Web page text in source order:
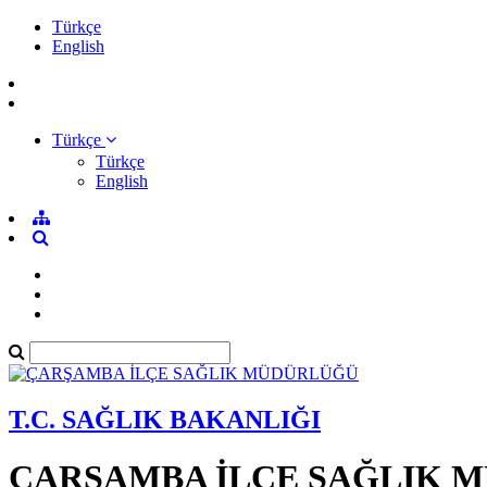
Türkçe
English
Türkçe
Türkçe
English
T.C. SAĞLIK BAKANLIĞI
ÇARŞAMBA İLÇE SAĞLIK